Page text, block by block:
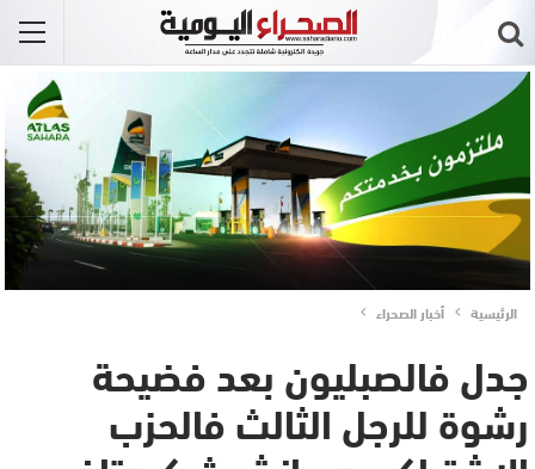
الرئيسية أخبار الصحراء
جدل فالصبليون بعد فضيحة
رشوة للرجل الثالث فالحزب